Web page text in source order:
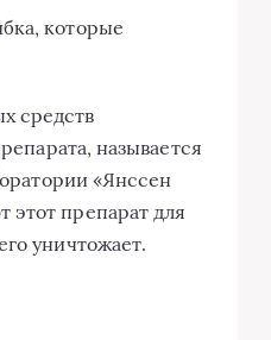
которые
средств
называется
«Янссен
этот препарат для
уничтожает.